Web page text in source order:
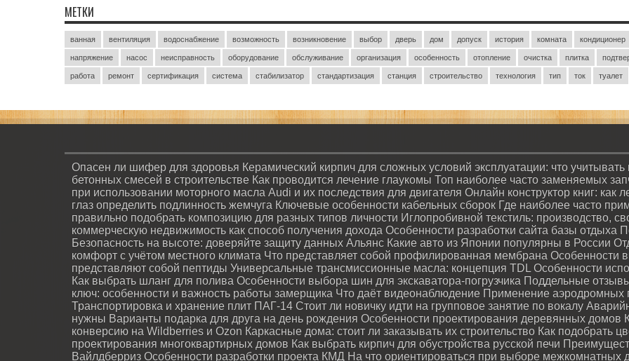
МЕТКИ
ванная вентиляция водоснабжение возможность возникновение выбор дверь дом допуск история комната кондиционер
напряжение насос неисправность оборудование обслуживание организация особенность отопление очистка плитка
работа ремонт сертификация система стабилизатор стандартизация станция строительство технология тип ток туалет
Опасен ли шифер для здоровья Керамический кирпич для сложных условий эксплуатации: что
бетонных смесей в строительстве Как проводится лечение глаукомы Топ наиболее часто заменяемых
при использовании моторного масла Audi и их последствия для двигателя Онлайн конструктор книг: как
глаз определить подлинность жемчуга Ключевые особенности кабельных сборок Где наиболее часто
правильно подобрать композицию для разных типов личности Иглопробивной текстиль: производство,
коммерческую недвижимость как способ получения дохода Особенности разработки сайта базы отдыха
Безопасность на высоте: доверяйте защиту данных Альянс Какие авто из Японии популярны в России
комфорт с учётом местного климата Что представляет собой профилированная мембрана Особенности
представляют собой пептиды Универсальные трансмиссионные масла: концепция TDL Особенности
Как выбрать шланг для полива Особенности выбора шин для экскаватора-погрузчика Поддельные
ключ: особенности и важность работы замерщика Что даёт видеонаблюдение Применение аэродромных
Транспортировка и хранение плит ПАГ-14 Стоит ли новичку идти на групповое занятие по вокалу
нужны Варианты подарка для друга на день рождения Особенности проектирования деревянных домов
конверсию на Wildberries и Ozon Каркасные дома: стоит ли заказывать их строительство Как подобрать
проектирования многоквартирных домов Как выбрать кирпич для обустройства русской печи
Вайлдберриз Особенности разработки проекта КМД На что ориентироваться при выборе межкомнатных